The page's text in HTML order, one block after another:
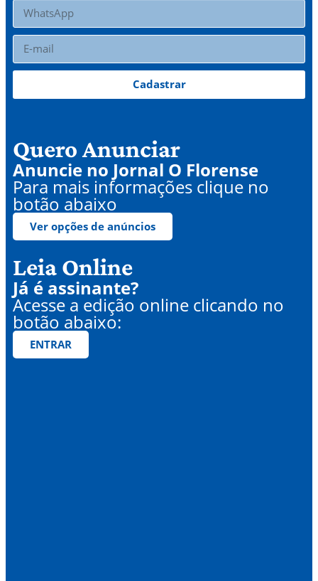
Cadastrar
Quero Anunciar
Anuncie no Jornal O Florense
Para mais informações clique no
botão abaixo
Ver opções de anúncios
Leia Online
Já é assinante?
Acesse a edição online clicando no
botão abaixo:
ENTRAR